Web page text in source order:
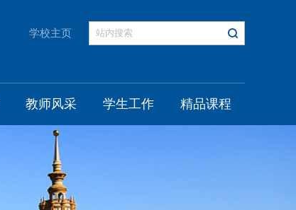
学校主页
教师风采 学生工作 精品课程